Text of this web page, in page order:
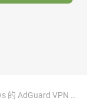
适用于 Mac 和 Windows 的 AdGuard VPN v2.3： DNS-over-HTTP/3 等功能